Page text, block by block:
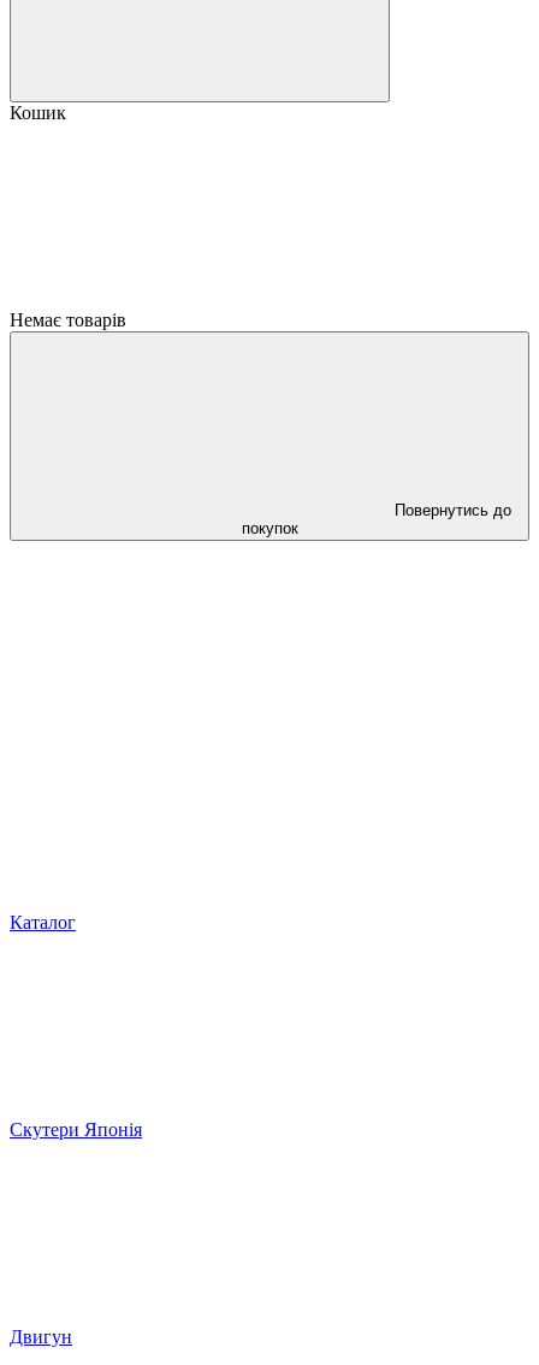
Кошик
Немає товарів
Повернутись до
покупок
Каталог
Скутери Японія
Двигун